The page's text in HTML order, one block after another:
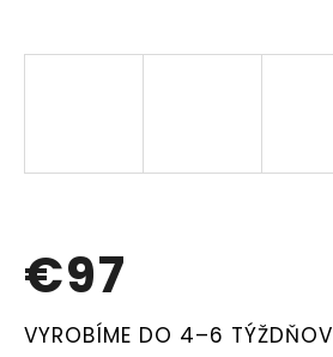
€97
Jednotková
cena:
VYROBÍME DO 4–6 TÝŽDŇOV